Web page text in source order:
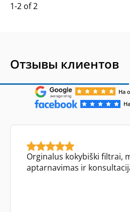
1-2 of 2
Отзывы клиентов
На
Orginalus kokybiški filtrai,
aptarnavimas ir